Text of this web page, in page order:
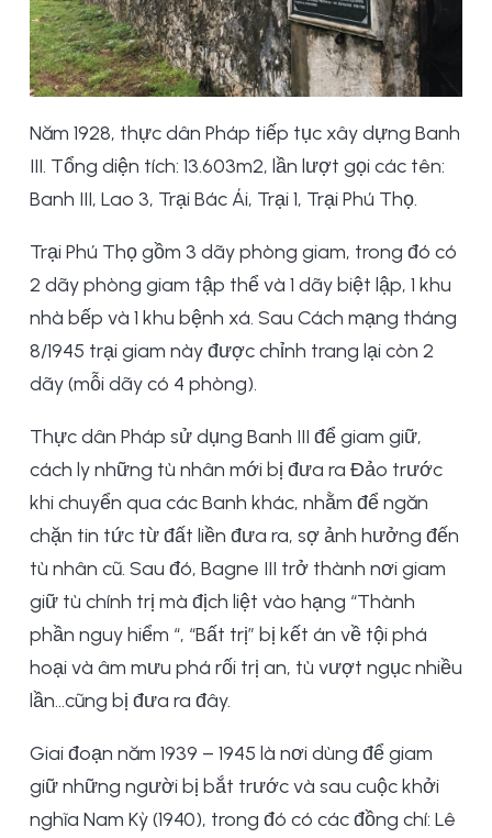
Năm 1928, thực dân Pháp tiếp tục xây dựng Banh
III. Tổng diện tích: 13.603m2, lần lượt gọi các tên:
Banh III, Lao 3, Trại Bác Ái, Trại 1, Trại Phú Thọ.
Trại Phú Thọ gồm 3 dãy phòng giam, trong đó có
2 dãy phòng giam tập thể và 1 dãy biệt lập, 1 khu
nhà bếp và 1 khu bệnh xá. Sau Cách mạng tháng
8/1945 trại giam này được chỉnh trang lại còn 2
dãy (mỗi dãy có 4 phòng).
Thực dân Pháp sử dụng Banh III để giam giữ,
cách ly những tù nhân mới bị đưa ra Đảo trước
khi chuyển qua các Banh khác, nhằm để ngăn
chặn tin tức từ đất liền đưa ra, sợ ảnh hưởng đến
tù nhân cũ. Sau đó, Bagne III trở thành nơi giam
giữ tù chính trị mà địch liệt vào hạng “Thành
phần nguy hiểm “, “Bất trị” bị kết án về tội phá
hoại và âm mưu phá rối trị an, tù vượt ngục nhiều
lần…cũng bị đưa ra đây.
Giai đoạn năm 1939 – 1945 là nơi dùng để giam
giữ những người bị bắt trước và sau cuộc khởi
nghĩa Nam Kỳ (1940), trong đó có các đồng chí: Lê